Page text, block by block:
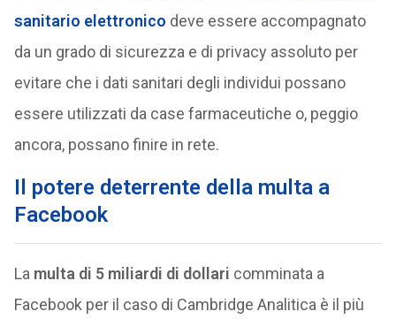
sanitario elettronico deve essere accompagnato
da un grado di sicurezza e di privacy assoluto per
evitare che i dati sanitari degli individui possano
essere utilizzati da case farmaceutiche o, peggio
ancora, possano finire in rete.
Il potere deterrente della multa a
Facebook
La multa di 5 miliardi di dollari comminata a
Facebook per il caso di Cambridge Analitica è il più